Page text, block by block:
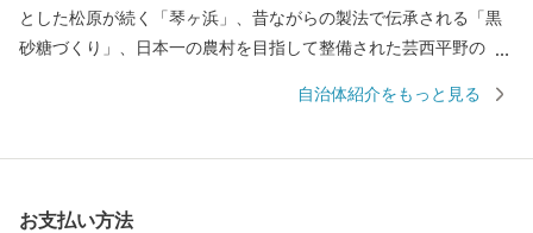
とした松原が続く「琴ヶ浜」、昔ながらの製法で伝承される「黒
砂糖づくり」、日本一の農村を目指して整備された芸西平野の
の世代に受け継ぐため、村民のみなさんと共に工夫して課題に立
自治体紹介をもっと見る
お支払い方法